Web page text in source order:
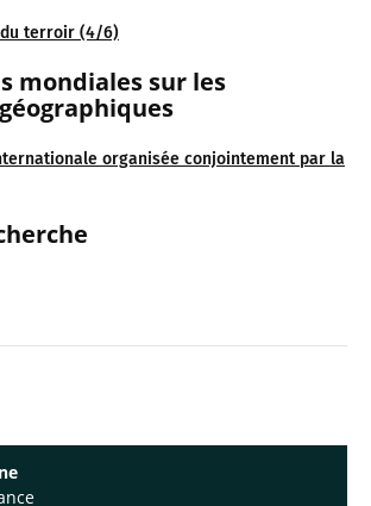
du terroir (4/6)
mondiales sur les
organisée conjointement par la